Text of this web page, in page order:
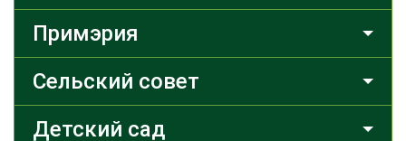
Примэрия
Сельский совет
Детский сад